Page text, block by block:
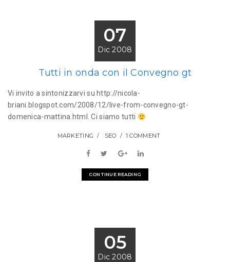
07
Dic 2008
Tutti in onda con il Convegno gt
Vi invito a sintonizzarvi su http://nicola-
briani.blogspot.com/2008/12/live-from-convegno-gt-
domenica-mattina.html. Ci siamo tutti
MARKETING SEO 1 COMMENT
CONTINUE READING
05
Dic 2008